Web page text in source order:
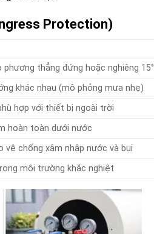
Protection)
thẳng đứng hoặc nghiêng 15°
khác nhau (mô phỏng mưa nhẹ)
hợp với thiết bị ngoài trời
hoàn toàn dưới nước
vệ chống xâm nhập nước và bụi
môi trường khắc nghiệt